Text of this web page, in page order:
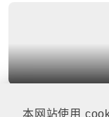
本网站使用
2025-08-22